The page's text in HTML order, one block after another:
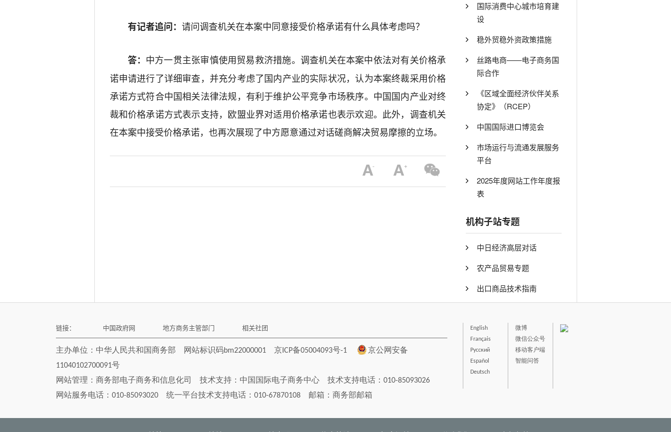
有记者追问： 请问调查机关在本案中同意接受价格承诺有什么具体考虑吗？
答： 中方一贯主张审慎使用贸易救济措施。调查机关在本案中依法对有关价格承
诺申请进行了详细审查，并充分考虑了国内产业的实际状况，认为本案终裁采用价格
承诺方式符合中国相关法律法规，有利于维护公平竞争市场秩序。中国国内产业对终
裁和价格承诺方式表示支持，欧盟业界对适用价格承诺也表示欢迎。此外，调查机关
在本案中接受价格承诺，也再次展现了中方愿意通过对话磋商解决贸易摩擦的立场。
国际消费中心城市培育建
设
稳外贸稳外资政策措施
丝路电商——电子商务国
际合作
《区域全面经济伙伴关系
协定》（RCEP）
中国国际进口博览会
市场运行与流通发展服务
平台
2025年度网站工作年度报
表
机构子站专题
中日经济高层对话
农产品贸易专题
出口商品技术指南
链接： 中国政府网 地方商务主管部门 相关社团
主办单位：中华人民共和国商务部 网站标识码bm22000001 京ICP备05004093号-1
京公网安备
11040102700091号
网站管理： 商务部电子商务和信息化司 技术支持： 中国国际电子商务中心 技术支持电话：010-85093026
网站服务电话：010-85093020 统一平台技术支持电话：010-67870108 邮箱： 商务部邮箱
English
Français
Русский
Español
Deutsch
微博
微信公众号
移动客户端
智能问答